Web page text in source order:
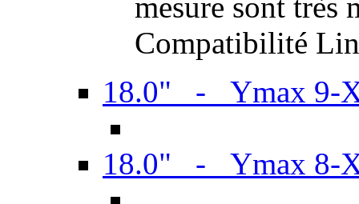
Compatibilité
18.0" - Ymax 9-
18.0" - Ymax 8-